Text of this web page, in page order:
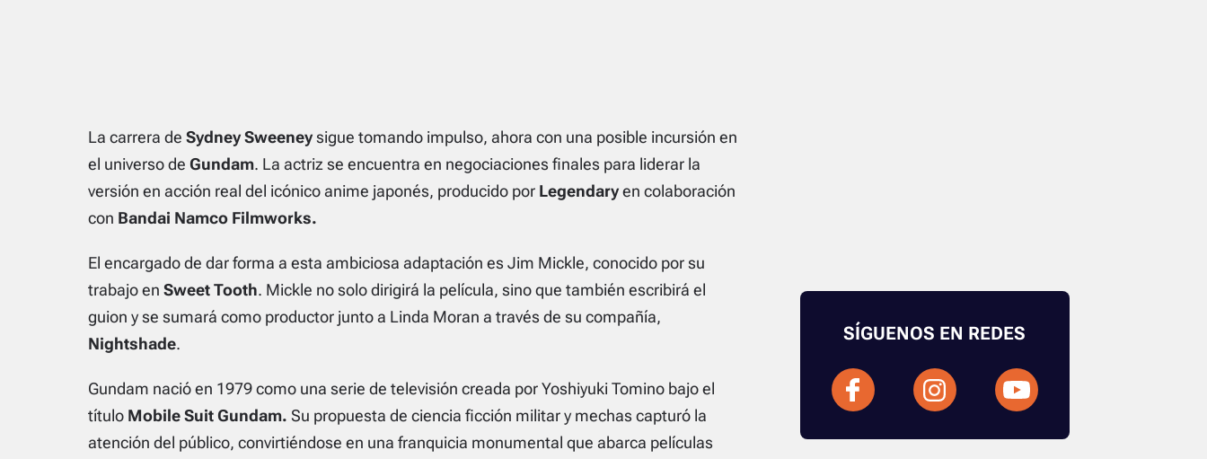
La carrera de Sydney Sweeneysigue tomando impulso, ahora con una posible incursión en
el universo de Gundam. La actriz se encuentra en negociaciones finales para liderar la
versión en acción real del icónico anime japonés, producido por Legendaryen colaboración
con Bandai Namco Filmworks.
El encargado de dar forma a esta ambiciosa adaptación es Jim Mickle, conocido por su
trabajo en Sweet Tooth. Mickle no solo dirigirá la película, sino que también escribirá el
guion y se sumará como productor junto a Linda Moran a través de su compañía,
Nightshade.
Gundam nació en 1979 como una serie de televisión creada por Yoshiyuki Tomino bajo el
título Mobile Suit Gundam. Su propuesta de ciencia ficción militar y mechas capturó la
atención del público, convirtiéndose en una franquicia monumental que abarca películas
SÍGUENOS EN REDES